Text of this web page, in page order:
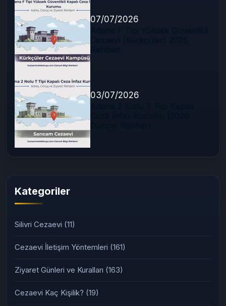
07/07/2026
03/07/2026
Kategoriler
Silivri Cezaevi (11)
Cezaevi İletişim Yöntemleri (161)
Ziyaret Günleri ve Kuralları (163)
Cezaevi Kaç Kişilik? (19)